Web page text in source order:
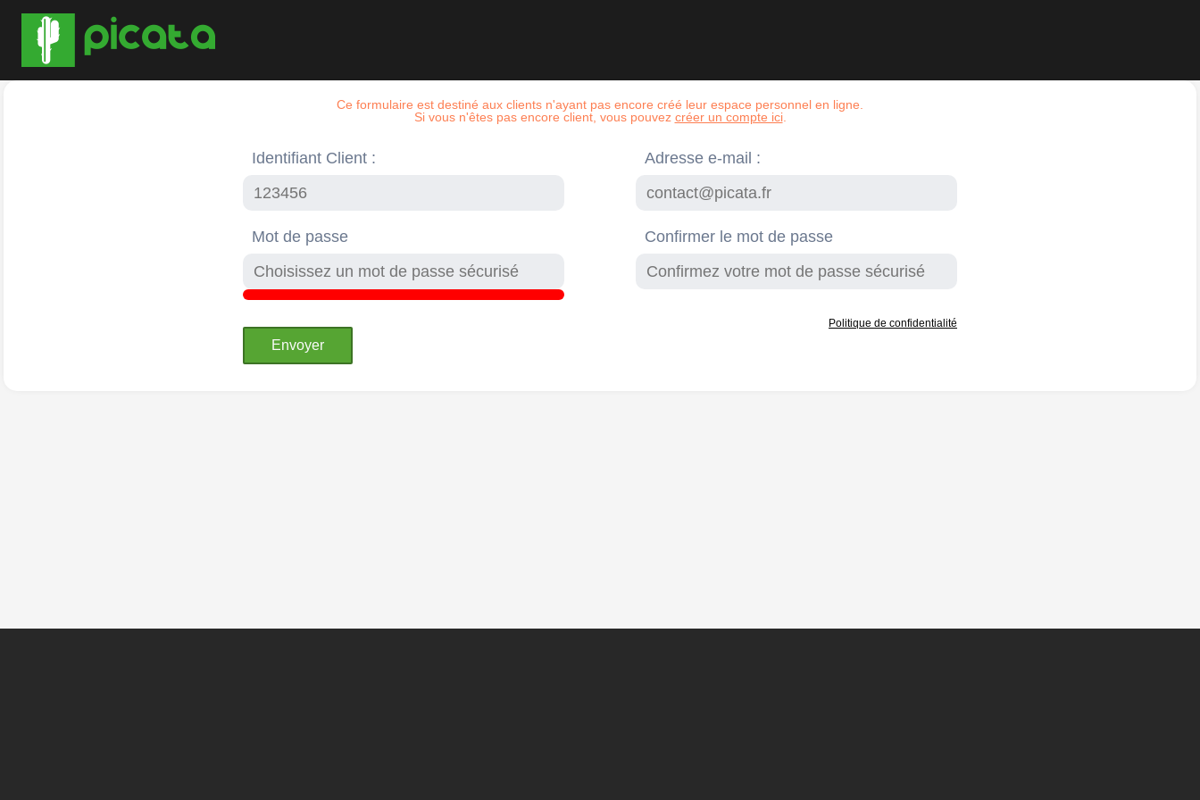
Ce formulaire est destiné aux clients n'ayant pas encore créé leur espace personnel en ligne.
Si vous n'êtes pas encore client, vous pouvez créer un compte ici.
Identifiant Client : Adresse e-mail :
Mot de passe Confirmer le mot de passe
Envoyer
Politique de confidentialité